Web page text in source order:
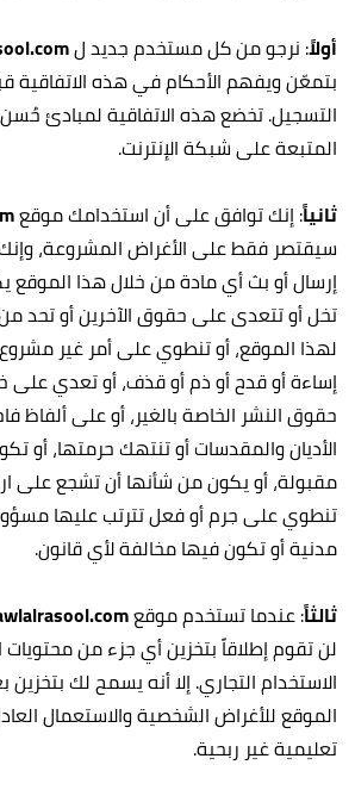
أولاً: نرجو من كل مستخدم جديد ل
بتمعّن ويفهم الأحكام في هذه الاتفاقية
التسجيل. تخضع هذه الاتفاقية لمبادئ حُسن
المتبعة على شبكة الإنترنت.‏
ثانياً: إنك توافق على أن استخدامك موقع
سيقتصر فقط على الأغراض المشروعة،
إرسال أو بث أي مادة من خلال هذا الموقع
تخل أو تتعدى على حقوق الآخرين أو تحد
لهذا الموقع، أو تنطوي على أمر غير
إساءة أو قدح أو ذم أو قذف، أو تعدي على
حقوق النشر الخاصة بالغير، أو على ألفاظ
الأديان والمقدسات أو تنتهك حرمتها، أو
مقبولة، أو يكون من شأنها أن تشجع على
تنطوي على جرم أو فعل تترتب عليها
مدنية أو تكون فيها مخالفة لأي قانون.
ثالثاً: عندما تستخدم موقع
لن تقوم إطلاقاً بتخزين أي جزء من
الاستخدام التجاري. إلا أنه يسمح لك
تعليمية غير ربحية.